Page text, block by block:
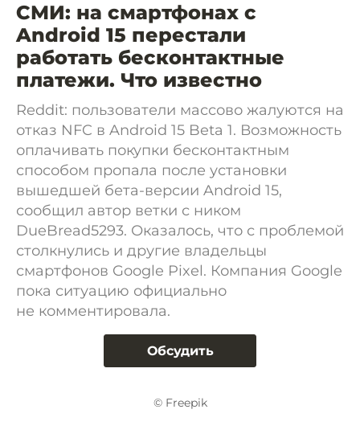
СМИ: на смартфонах с
Android 15 перестали
работать бесконтактные
платежи. Что известно
Reddit: пользователи массово жалуются на
отказ NFC в Android 15 Beta 1. Возможность
оплачивать покупки бесконтактным
способом пропала после установки
вышедшей бета-версии Android 15,
сообщил автор ветки с ником
DueBread5293. Оказалось, что с проблемой
столкнулись и другие владельцы
смартфонов Google Pixel. Компания Google
пока ситуацию официально
не комментировала.
Обсудить
© Freepik